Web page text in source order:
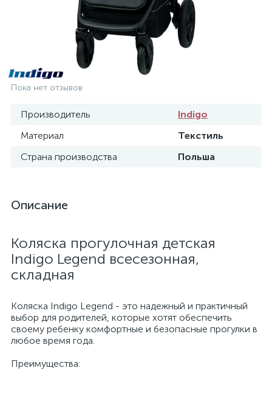
Пока нет отзывов
Производитель
Indigo
Материал
Текстиль
Страна производства
Польша
Описание
Коляска прогулочная детская
Indigo Legend всесезонная,
складная
Коляска Indigo Legend - это надежный и практичный
выбор для родителей, которые хотят обеспечить
своему ребенку комфортные и безопасные прогулки в
любое время года.
Преимущества: